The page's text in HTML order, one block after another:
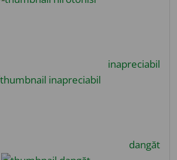
inapreciabil
dangăt